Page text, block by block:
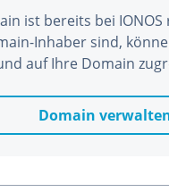
ist bereits bei
Inhaber sind,
auf Ihre Domain
Domain